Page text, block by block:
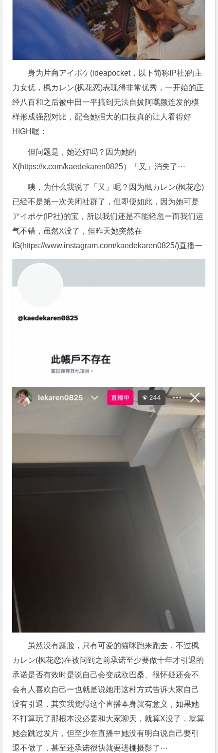
身为片商アイポケ(ideapocket，以下简称IP社)的主
力女优，楓カレン(枫花恋)表现得非常优秀，一开始的正
经八百和之后被中田一平搞到无法自拔阿嘿颜连发的模
样形成强烈对比，配合她强大的口技真的让人看得好
HIGH喔：
但问题是，她还好吗？因为她的
X(https://x.com/kaedekaren0825）「又」消失了⋯
咦，为什么我说了「又」呢？因为楓カレン(枫花恋)
已经不是第一次关闭社群了，但即便如此，因为她可是
アイポケ(IP社)的宝，所以我们还是不能轻忽ー而我们运
气不错，虽然X没了，但昨天她突然在
IG(https://www.instagram.com/kaedekaren0825/)直播ー
虽然没有露脸，只有可爱的猫咪跑来跑去，不过楓
カレン(枫花恋)在被问到之前承诺至少要做十年才引退的
承诺是否有效时是说自己会变成欧巴桑、很怀疑还会不
会有人喜欢自己ー也就是说她用这种方式告诉大家自己
没有引退，其实我觉得这个直播本身就有意义，如果她
不打算玩了那根本没必要和大家聊天，就算X没了，就算
她会跳过发片，但至少在直播中她没有明白说自己要引
退不做了，甚至还承诺很快就要进棚摄影了⋯